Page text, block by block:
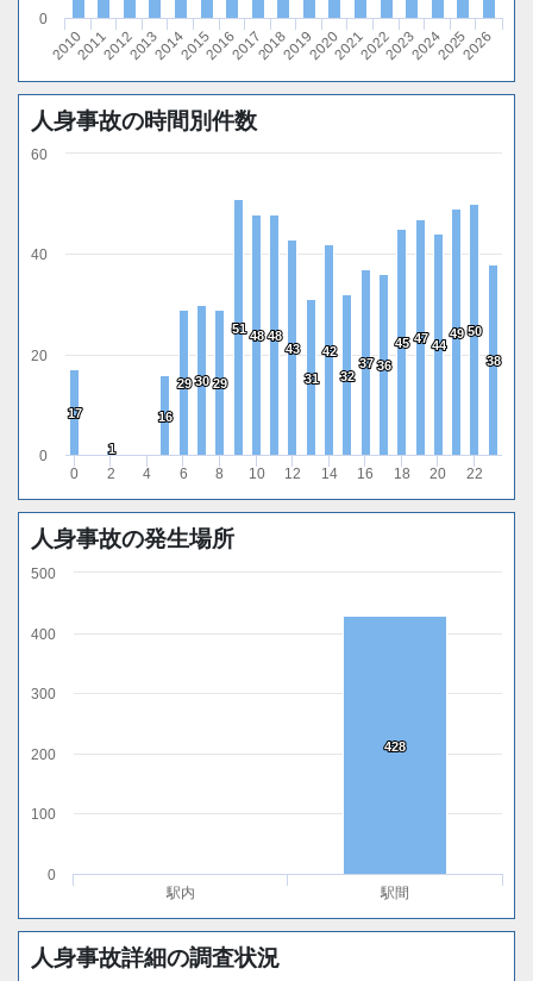
20102011201220132014201520162017201820192020202120222023202420252026
0
人身事故の時間別件数
17
17
1
1
16
16
29
29 30
30 29
29
51
51 48
48 48
48
43
43
31
31
42
42
32
32
37
37 36
36
45
45 47
47 44
44
49
49 50
50
38
38
0 2 4 6 8 10 12 14 16 18 20 22
0
20
40
60
人身事故の発生場所
428
428
駅内 駅間
0
100
200
300
400
500
人身事故詳細の調査状況